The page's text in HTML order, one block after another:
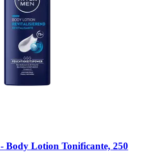
Body Lotion Tonificante, 250